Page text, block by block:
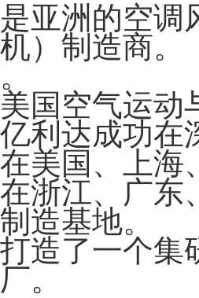
是亚洲的空调
机）制造商。
。
美国空气运动
亿利达成功在
在美国、上海
在浙江、广东
制造基地。
打造了一个集
厂。